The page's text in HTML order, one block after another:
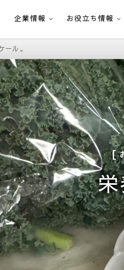
ス
企業情報 お役立ち情報
ール。